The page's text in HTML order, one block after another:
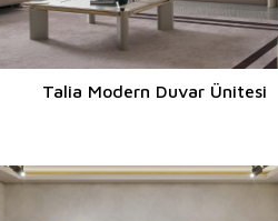
Talia Modern Duvar Ünitesi